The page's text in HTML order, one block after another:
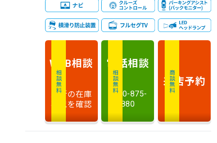
相談無料
WEB相談
最新の在庫
状況を確認
相談無料
電話相談
0120-875-
880
商談無料
来店予約